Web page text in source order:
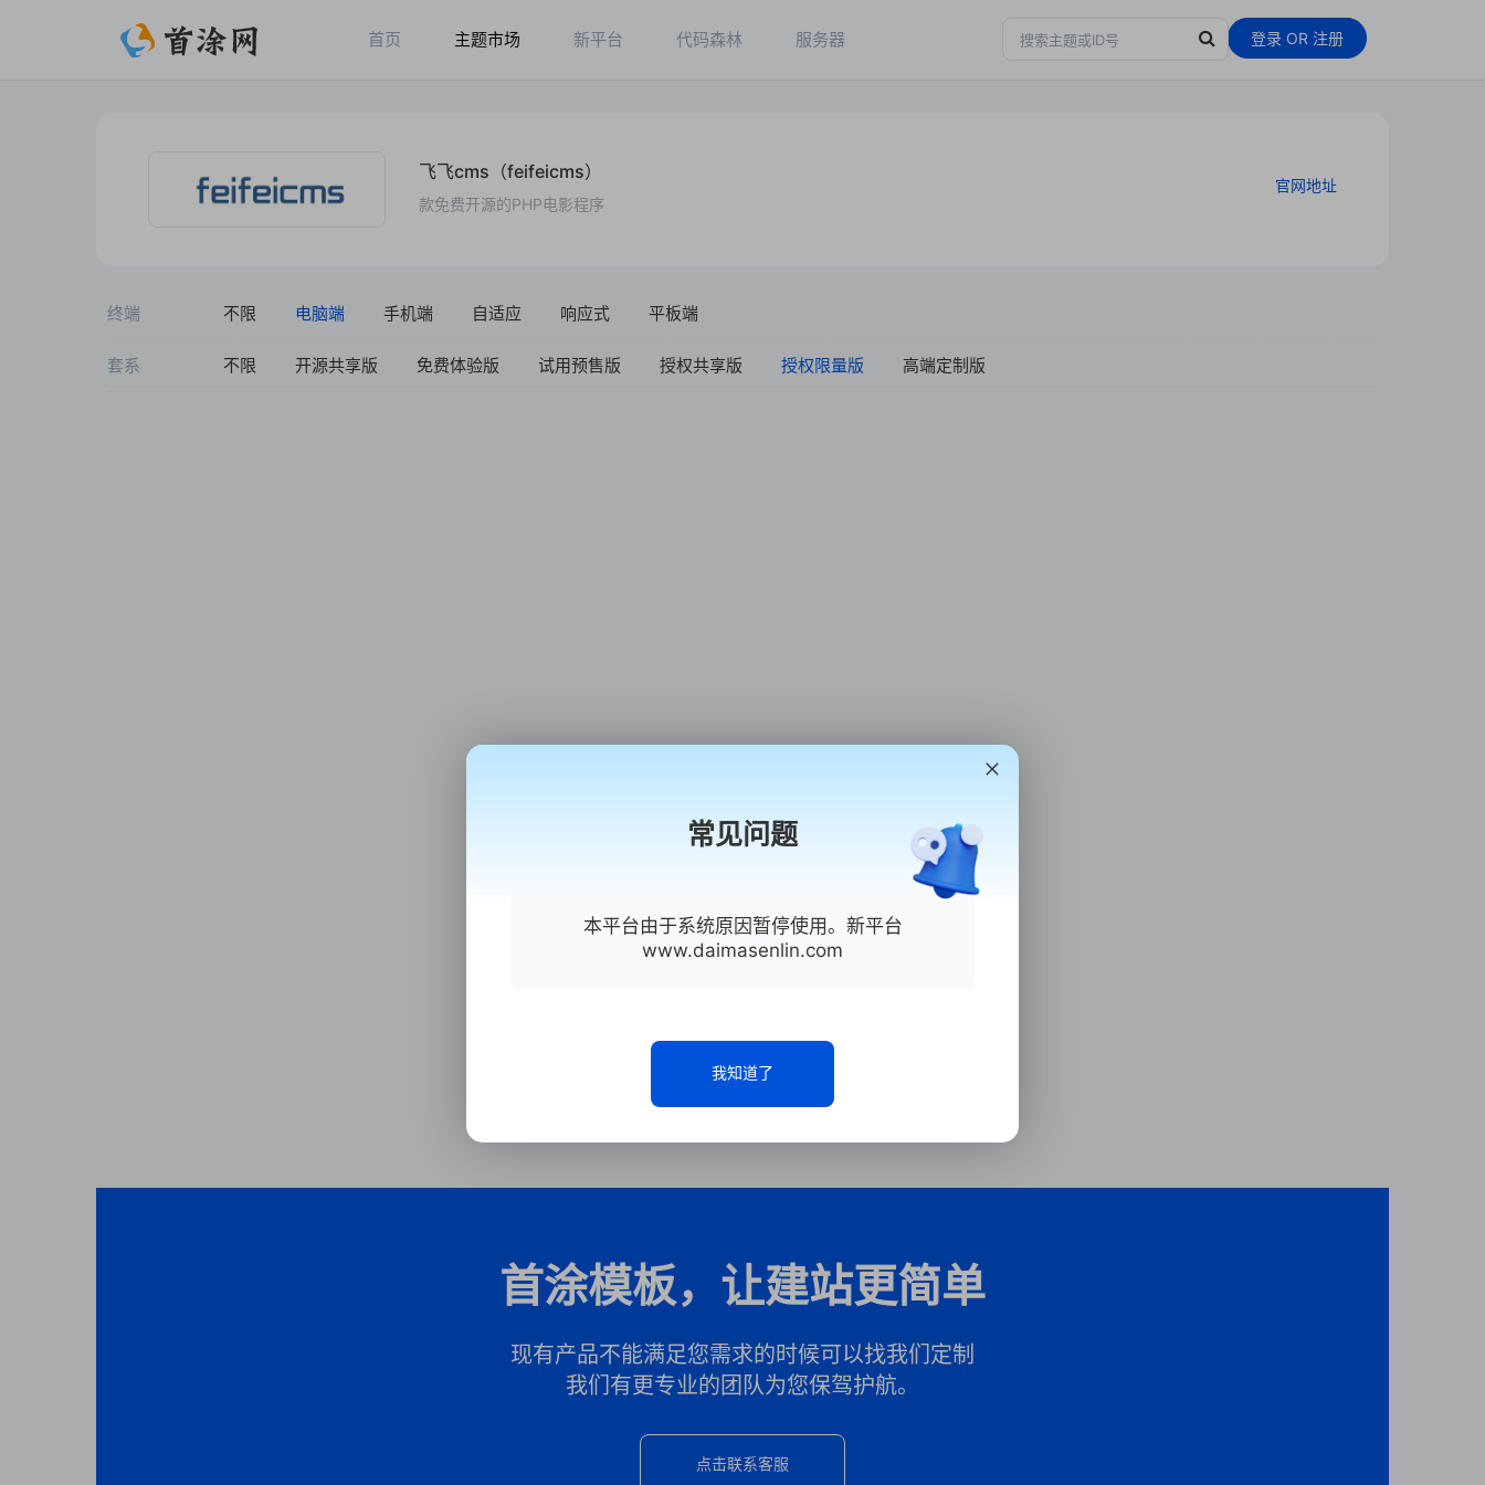
登录 OR 注册
首页 主题市场 新平台 代码森林 服务器
飞飞cms（feifeicms）
款免费开源的PHP电影程序
官网地址
终端 不限 电脑端 手机端 自适应 响应式 平板端
套系 不限 开源共享版 免费体验版 试用预售版 授权共享版 授权限量版 高端定制版
首涂模板，让建站更简单
现有产品不能满足您需求的时候可以找我们定制
我们有更专业的团队为您保驾护航。
点击联系客服
常见问题
本平台由于系统原因暂停使用。新平台
www.daimasenlin.com
我知道了